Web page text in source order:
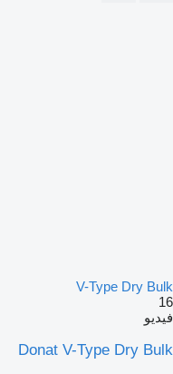
V-Type Dry Bulk
16
فيديو
Donat V-Type Dry Bulk